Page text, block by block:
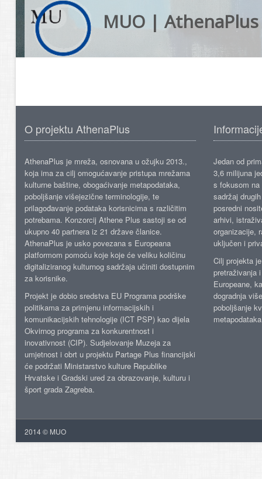
MUO | AthenaPlus
O projektu AthenaPlus
AthenaPlus je mreža, osnovana u ožujku 2013.,
koja ima za cilj omogućavanje pristupa mrežama
kulturne baštine, obogaćivanje metapodataka,
poboljšanje višejezične terminologije, te
prilagođavanje podataka korisnicima s različitim
potrebama. Konzorcij Athene Plus sastoji se od
ukupno 40 partnera iz 21 države članice.
AthenaPlus je usko povezana s Europeana
platformom pomoću koje koje će veliku količinu
digitaliziranog kulturnog sadržaja učiniti dostupnim
za korisnike.
Projekt je dobio sredstva EU Programa podrške
politikama za primjenu informacijskih i
komunikacijskih tehnologije (ICT PSP) kao dijela
Okvirnog programa za konkurentnost i
inovativnost (CIP). Sudjelovanje Muzeja za
umjetnost i obrt u projektu Partage Plus financijski
će podržati Ministarstvo kulture Republike
Hrvatske i Gradski ured za obrazovanje, kulturu i
šport grada Zagreba.
Jedan od
3,6 milijuna
s fokusom
sadržaj
posredni
arhivi,
organizacije,
uključen i
Cilj projekta
pretraživanja
Europeane,
dogradnja
poboljšanje
2014 © MUO